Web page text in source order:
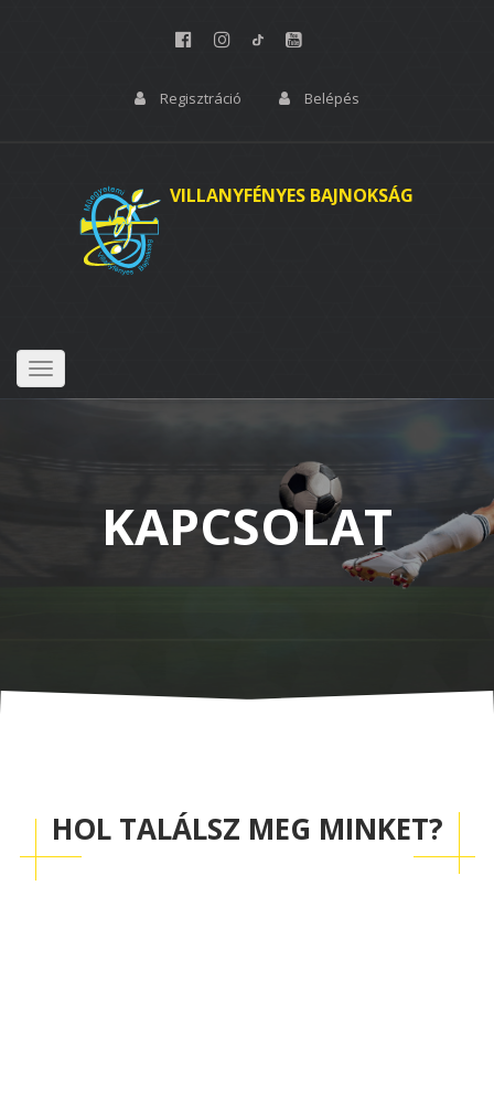
Regisztráció Belépés
VILLANYFÉNYES BAJNOKSÁG
Toggle
navigation
KAPCSOLAT
HOL TALÁLSZ MEG MINKET?